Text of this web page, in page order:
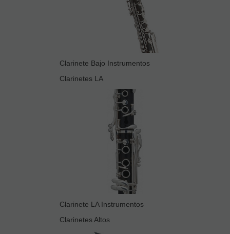
Clarinete Bajo Instrumentos
Clarinetes LA
Clarinete LA Instrumentos
Clarinetes Altos